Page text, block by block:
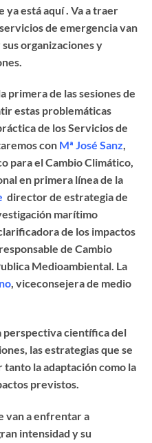
ya está aquí . Va a traer
de emergencia van
organizaciones y
primera de las sesiones de
estas problemáticas
de los Servicios de
con Mª José Sanz,
para el Cambio Climático,
en primera línea de la
director de estrategia de
marítimo
de los impactos
de Cambio
Medioambiental. La
, viceconsejera de medio
perspectiva científica del
las estrategias que se
la adaptación como la
previstos.
van a enfrentar a
intensidad y su